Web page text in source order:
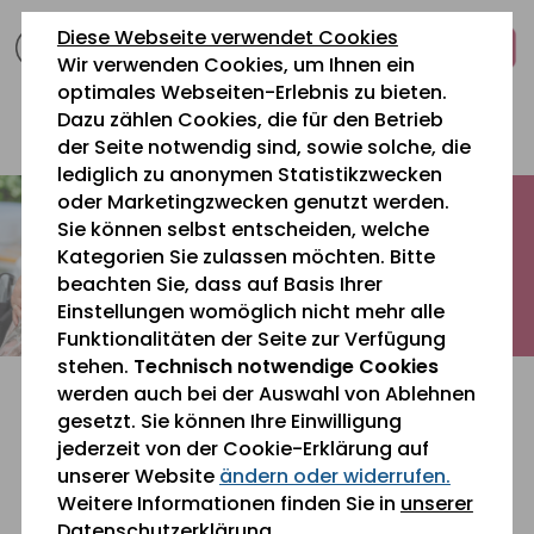
Diese Webseite verwendet Cookies
Wir verwenden Cookies, um Ihnen ein
optimales Webseiten-Erlebnis zu bieten.
Dazu zählen Cookies, die für den Betrieb
der Seite notwendig sind, sowie solche, die
lediglich zu anonymen Statistikzwecken
oder Marketingzwecken genutzt werden.
Sie können selbst entscheiden, welche
Kategorien Sie zulassen möchten. Bitte
beachten Sie, dass auf Basis Ihrer
Einstellungen womöglich nicht mehr alle
Funktionalitäten der Seite zur Verfügung
stehen. Technisch notwendige Cookies
werden auch bei der Auswahl von Ablehnen
gesetzt. Sie können Ihre Einwilligung
jederzeit von der Cookie-Erklärung auf
unserer Website ändern oder widerrufen.
Weitere Informationen finden Sie in unserer
zum
Inhalt
springen
zur
Navigation
springen
zum
Fußbereich
springen
0 26 42 40 60
Sie befinden sich gerade hier:Aktuelles